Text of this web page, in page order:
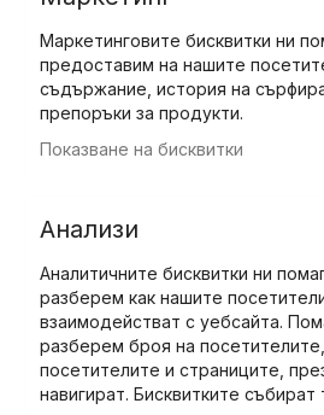
0700 35 885
Бързи връзки
Общи условия
Лични данни
Ек – онлайн решаване на спор
Страници
За нас
Контакт
Маркетинговите бисквитки ни
предоставим на нашите
съдържание, история на
препоръки за продукти.
Показване на бисквитки
Анализи
Аналитичните бисквитки ни
разберем как нашите
взаимодействат с уебсайта.
разберем броя на
посетителите и страниците,
навигират. Бисквитките събират